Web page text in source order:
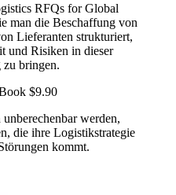
RFQs for Global
man die Beschaffung von
Lieferanten strukturiert,
und Risiken in dieser
zu bringen.
$9.90
werden,
die ihre Logistikstrategie
kommt.